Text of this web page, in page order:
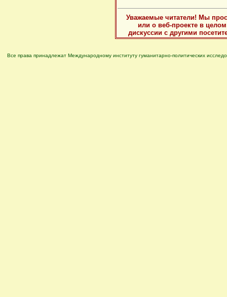
Уважаемые читатели! Мы
или о веб-проекте в
дискуссии с другими
Все права принадлежат Международному институту гуманитарно-политических